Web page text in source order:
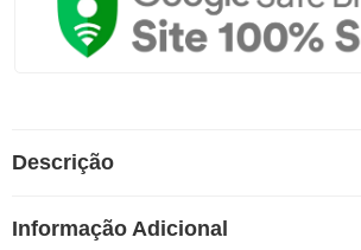
Descrição
Informação Adicional